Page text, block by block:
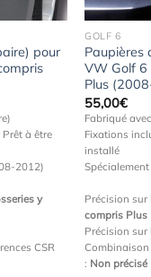
pour
à être
2012)
y
CSR
GOLF 6
Paupières
VW Golf 6
Plus
55,00€
Fabriqué
Fixations
installé
Précision
compris Plus
Précision
Combinaison
: Non précisé